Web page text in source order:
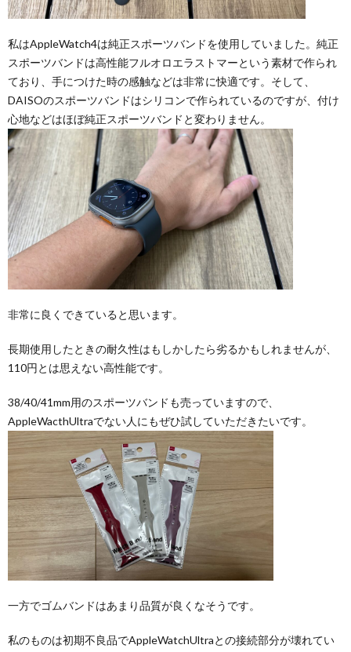
私はAppleWatch4は純正スポーツバンドを使用していました。純正
スポーツバンドは高性能フルオロエラストマーという素材で作られ
ており、手につけた時の感触などは非常に快適です。そして、
DAISOのスポーツバンドはシリコンで作られているのですが、付け
心地などはほぼ純正スポーツバンドと変わりません。
非常に良くできていると思います。
長期使用したときの耐久性はもしかしたら劣るかもしれませんが、
110円とは思えない高性能です。
38/40/41mm用のスポーツバンドも売っていますので、
AppleWacthUltraでない人にもぜひ試していただきたいです。
一方でゴムバンドはあまり品質が良くなそうです。
私のものは初期不良品でAppleWatchUltraとの接続部分が壊れてい